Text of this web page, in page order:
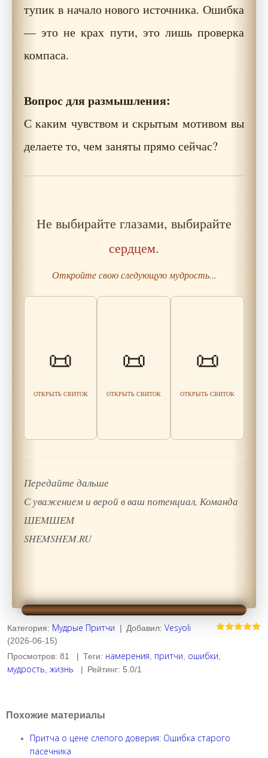
тупик в начало нового источника. Ошибка
— это не крах пути, это лишь проверка
компаса.
Вопрос для размышления:
С каким чувством и скрытым мотивом вы
делаете то, чем заняты прямо сейчас?
Не выбирайте глазами, выбирайте
сердцем.
Откройте свою следующую мудрость...
📜
ОТКРЫТЬ СВИТОК
подарок, а не
критика
мудрость
📜
ОТКРЫТЬ СВИТОК
профиле»
мудрость
📜
ОТКРЫТЬ СВИТОК
возрасте
мудрость
Передайте дальше
С уважением и верой в ваш потенциал, Команда
ШЕМШЕМ
SHEMSHEM.RU
Категория: Мудрые Притчи | Добавил: Vesyoli
(2026-06-15)
Просмотров: 81 | Теги: намерения притчи ошибки
мудрость жизнь | Рейтинг: 5.0/1
Похожие материалы
Притча о цене слепого доверия: Ошибка старого
пасечника